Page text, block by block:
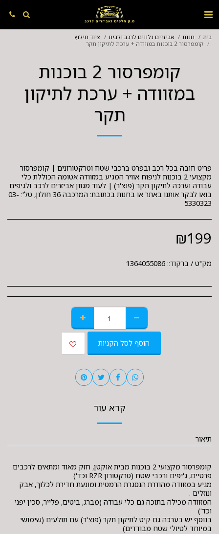
בית חנות אביזרים נלווים לרכב ולבית
ציוד חילוץ
קומפרסור 2 בוכנות במזוודה + ערכת לתיקון תקר
קומפרסור 2 בוכנות
במזוודה + ערכת לתיקון
תקר
פריט חובה בכל רכב ובפרט ברכבי שטח וטרקטורונים | קומפרסור
מקצועי 2 בוכנות לניפוח אוויר המגיע במזוודה אטומה הכוללת כלי
עבודה וערכה לתיקון תקר (פנצ'ר) | לעוד מגוון אביזרים לרכב ולגיפים
בואו לבקר אותנו באתר או בחנות בכתובת: המרכבה 36 חולון, טל': 03-
5330323
₪199
מק"ט / ברקוד:: 1364055086
הוסף לסל הקניות
קרא עוד
תיאור
קומפרסור מקצועי 2 בוכנות מבית אוקטן, חזק מאוד ומתאים לרכבים
פרטיים, ג'יפים ורכבי שטח (טרקטורון RZR וכד')
מגיע במזוודה מהודרת הנסגרת הרמטית ומונעת חדירת לכלוך, אבק
ונוזלים .
המזוודה מכילה בתוכה גם כלי עבודה (מברג, ביטים, פלייר, סכין יפני
וכד')
בנוסף יש בערכה גם קיט לתיקון תקר (פנצ'ר) עם תולעים (שימושי
במיוחד לטיולי שטח מבודדים)